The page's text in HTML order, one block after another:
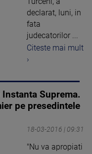
declarat, luni, in
fata
judecatorilor ...
Citeste mai mult
›
Suprema.
pe presedintele
18-03-2016 | 09:31
"Nu va apropiati